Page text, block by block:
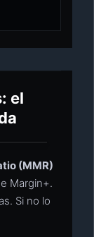
el
(MMR)
Margin+.
Si no lo